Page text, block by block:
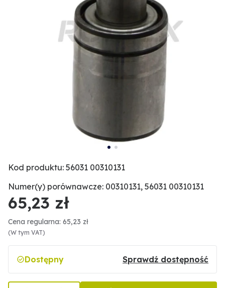
Kod produktu: 56031 00310131
Numer(y) porównawcze: 00310131, 56031 00310131
65,23 zł
Cena regularna: 65,23 zł
(W tym VAT)
Dostępny Sprawdź dostępność